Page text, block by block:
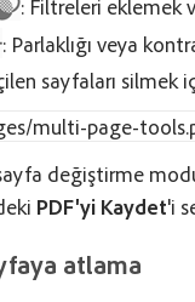
: Filtreleri eklemek
: Parlaklığı veya
sayfaları silmek
değiştirme
PDF'yi Kaydet'i
atlama